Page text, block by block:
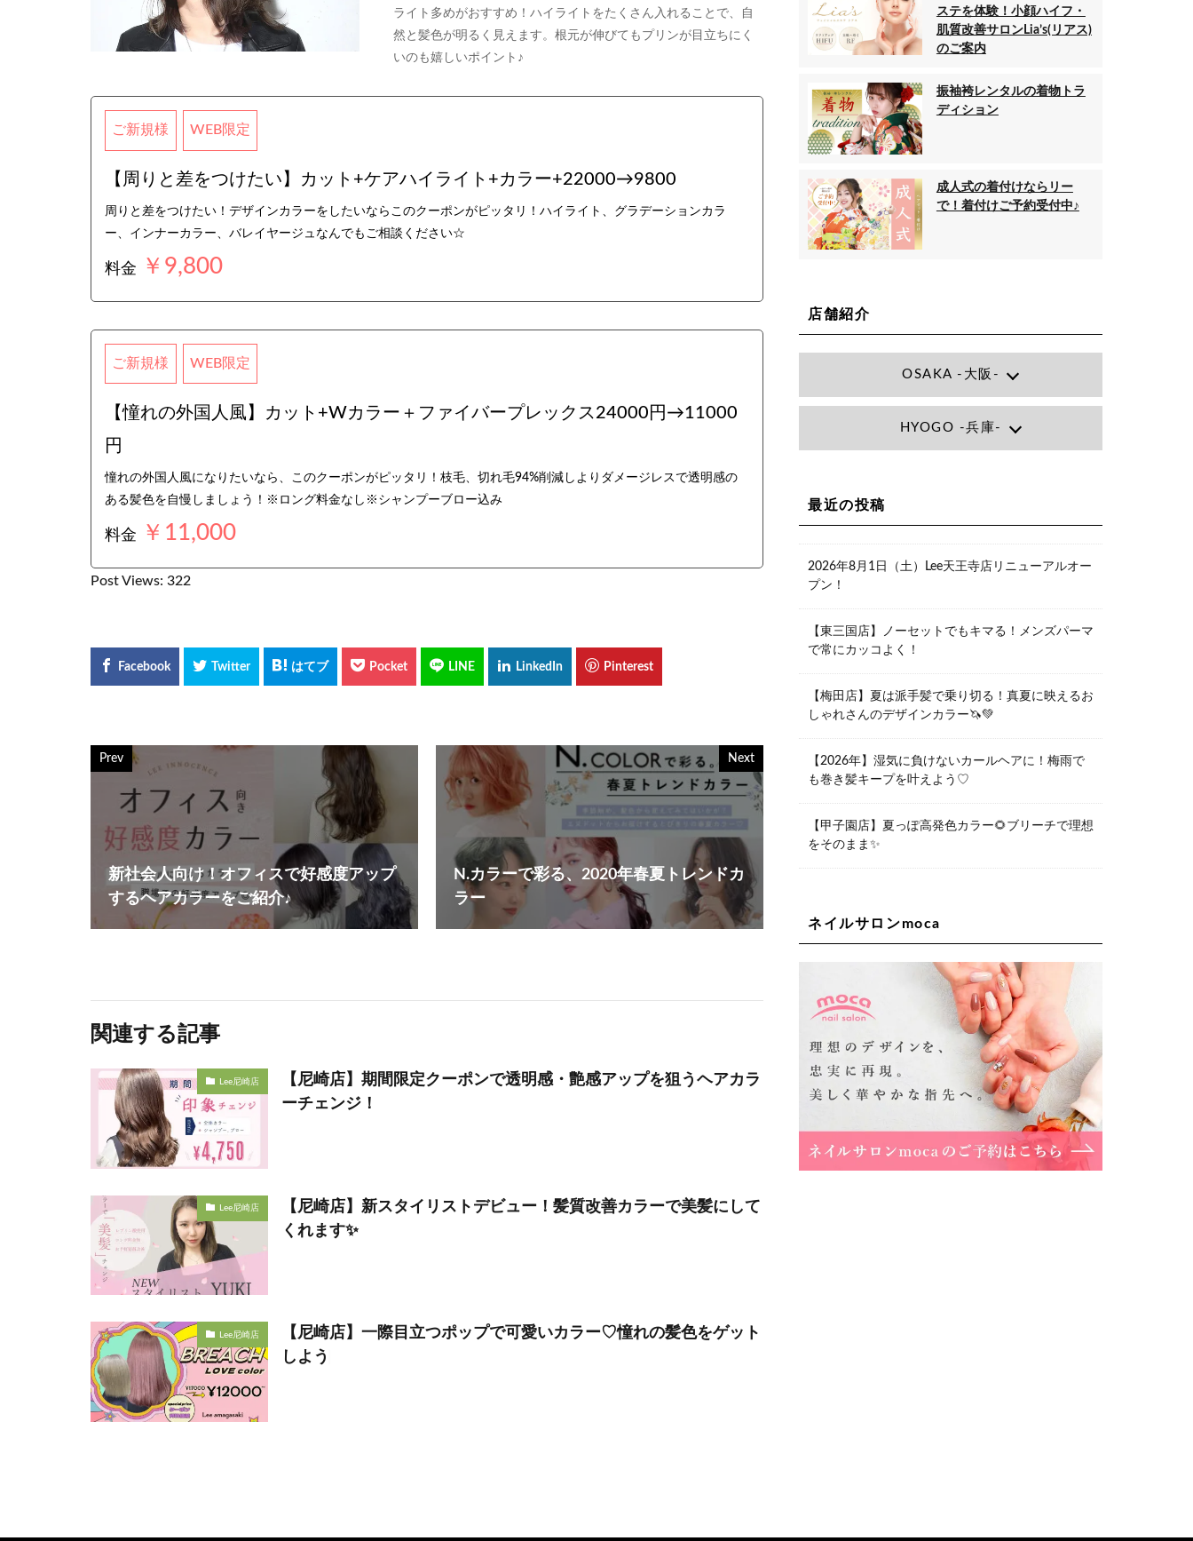
ライト多めがおすすめ！ハイライトをたくさん入れることで、自
然と髪色が明るく見えます。根元が伸びてもプリンが目立ちにく
いのも嬉しいポイント♪
ご新規様 WEB限定
【周りと差をつけたい】カット+ケアハイライト+カラー+22000→9800
周りと差をつけたい！デザインカラーをしたいならこのクーポンがピッタリ！ハイライト、グラデーションカラ
ー、インナーカラー、バレイヤージュなんでもご相談ください☆
料金 ￥9,800
ご新規様 WEB限定
【憧れの外国人風】カット+Wカラー＋ファイバープレックス24000円→11000
円
憧れの外国人風になりたいなら、このクーポンがピッタリ！枝毛、切れ毛94%削減しよりダメージレスで透明感の
ある髪色を自慢しましょう！※ロング料金なし※シャンプーブロー込み
料金 ￥11,000
Post Views: 322
Prev
新社会人向け！オフィスで好感度アップ
するヘアカラーをご紹介♪
Next
N.カラーで彩る、2020年春夏トレンドカ
ラー
関連する記事
Lee尼崎店
【尼崎店】期間限定クーポンで透明感・艶感アップを狙うヘアカラ
ーチェンジ！
Lee尼崎店
【尼崎店】新スタイリストデビュー！髪質改善カラーで美髪にして
くれます✨
Lee尼崎店
【尼崎店】一際目立つポップで可愛いカラー♡憧れの髪色をゲット
しよう♩
ステを体験！小顔ハイフ・
肌質改善サロンLia’s(リアス)
のご案内
振袖袴レンタルの着物トラ
ディション
成人式の着付けならリー
で！着付けご予約受付中♪
店舗紹介
OSAKA -大阪-
Lee大阪店
大阪府大阪市北区小松原町1-27梅田エ
大阪府大阪市都島区東野田町２丁目９
Lee堀江店
〒550-0014 大阪府大阪市西区北堀江1-
06-6563-9091
Lee四ツ橋店
大阪府大阪市西区新町1-5-7 四ツ橋ビル
Lee天王寺店
06-6537-9791
大阪市東淀川区瑞光1-4-1 カサデルドイ
Lee東三国店
大阪市淀川区東三国4-8-11 大拓ハイツ6
06-6395-9555
Lee布施店
大阪府東大阪市足代2丁目1-5 モンテノ
ーム布施1F
06-6748-0778
大阪府枚方市岡東町18-15 キューブ枚
方駅前ビル2F-A
HYOGO -兵庫-
ライフワーク1F
最近の投稿
2026年8月1日（土）Lee天王寺店リニューアルオー
プン！
【東三国店】ノーセットでもキマる！メンズパーマ
で常にカッコよく！
【梅田店】夏は派手髪で乗り切る！真夏に映えるお
しゃれさんのデザインカラー🦄💚
【2026年】湿気に負けないカールヘアに！梅雨で
も巻き髪キープを叶えよう♡
【甲子園店】夏っぽ高発色カラー🌻ブリーチで理想
をそのまま✨
ネイルサロンmoca